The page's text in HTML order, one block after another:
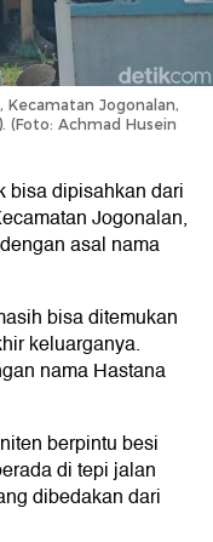
Kecamatan Jogonalan,
(Foto: Achmad Husein
bisa dipisahkan dari
Jogonalan,
asal nama
bisa ditemukan
keluarganya.
nama Hastana
berpintu besi
di tepi jalan
dibedakan dari